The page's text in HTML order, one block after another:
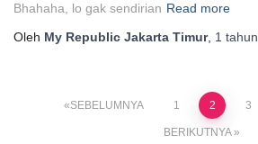
Bhahaha, lo gak sendirian Read more
Oleh My Republic Jakarta Timur, 1 tahun
Paginasi
SEBELUMNYA 1 2 3
BERIKUTNYA